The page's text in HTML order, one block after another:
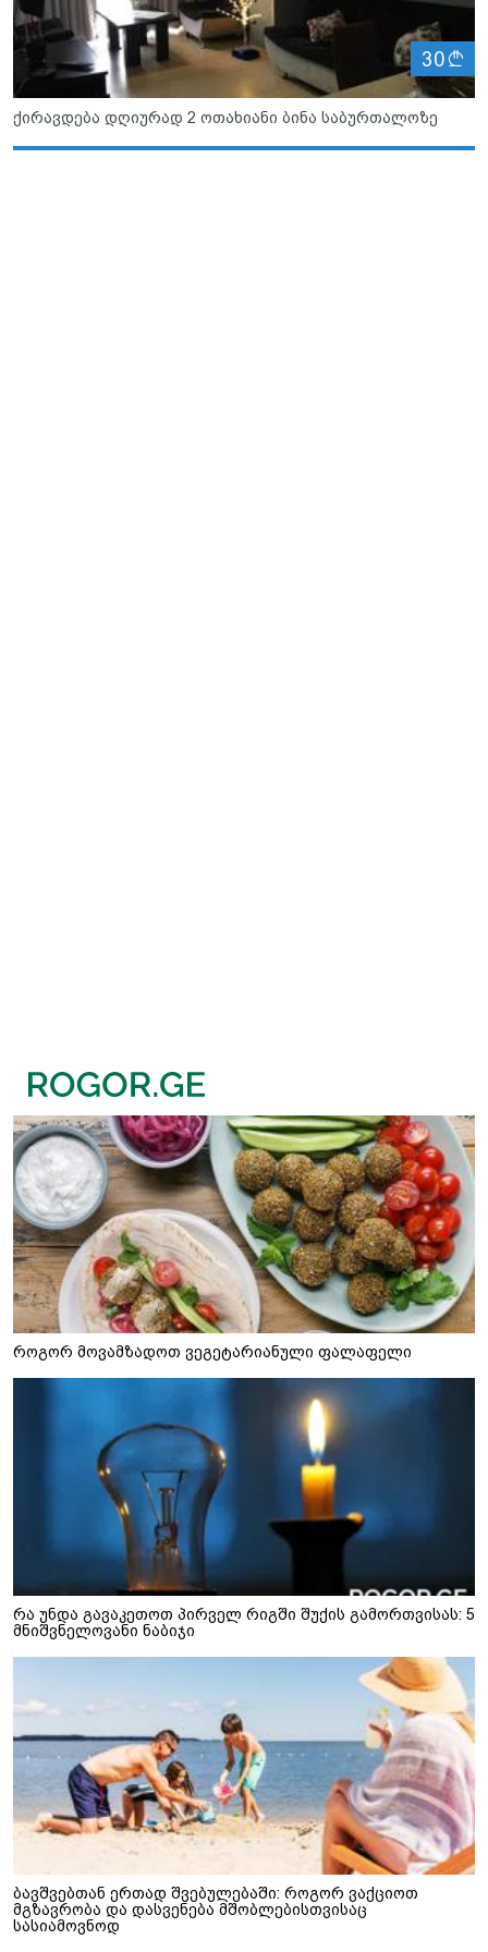
30
ქირავდება დღიურად 2 ოთახიანი ბინა საბურთალოზე
როგორ მოვამზადოთ ვეგეტარიანული ფალაფელი
რა უნდა გავაკეთოთ პირველ რიგში შუქის გამორთვისას: 5
მნიშვნელოვანი ნაბიჯი
ბავშვებთან ერთად შვებულებაში: როგორ ვაქციოთ
მგზავრობა და დასვენება მშობლებისთვისაც
სასიამოვნოდ